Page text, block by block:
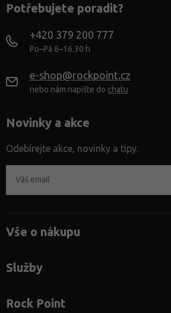
Potřebujete poradit?
+420 379 200 777
Po–Pá 8–16.30 h
e-shop@rockpoint.cz
nebo nám napište do chatu
Novinky a akce
Odebírejte akce, novinky a tipy.
Vše o nákupu
Služby
Rock Point